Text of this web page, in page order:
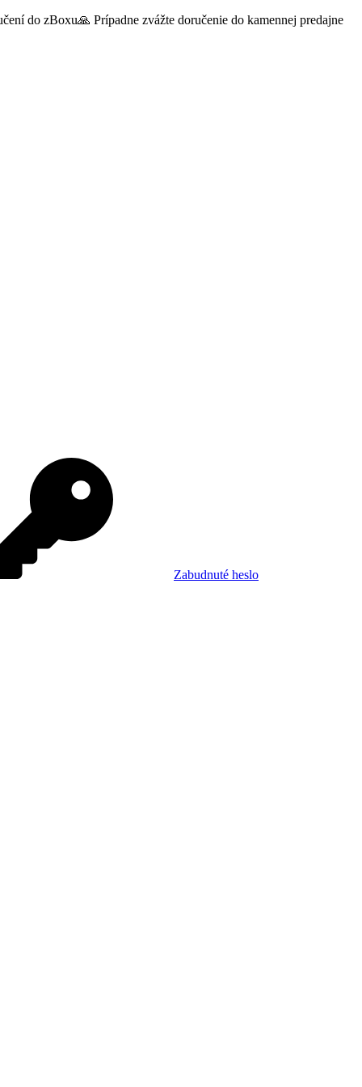
do zBoxu🙏 Prípadne zvážte doručenie do kamennej predajne
Zabudnuté heslo